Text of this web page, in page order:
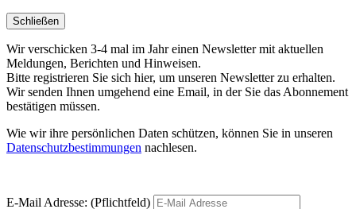
Schließen
Wir verschicken 3-4 mal im Jahr einen Newsletter mit aktuellen
Meldungen, Berichten und Hinweisen.
Bitte registrieren Sie sich hier, um unseren Newsletter zu erhalten.
Wir senden Ihnen umgehend eine Email, in der Sie das Abonnement
bestätigen müssen.
Wie wir ihre persönlichen Daten schützen, können Sie in unseren
Datenschutzbestimmungen nachlesen.
E-Mail Adresse: (Pflichtfeld)